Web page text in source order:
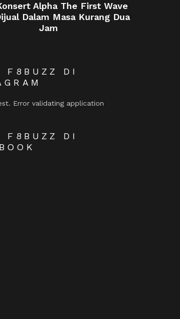
Alpha The First Wave
Dalam Masa Kurang Dua
Jam
F8BUZZ DI
Error validating application
F8BUZZ DI